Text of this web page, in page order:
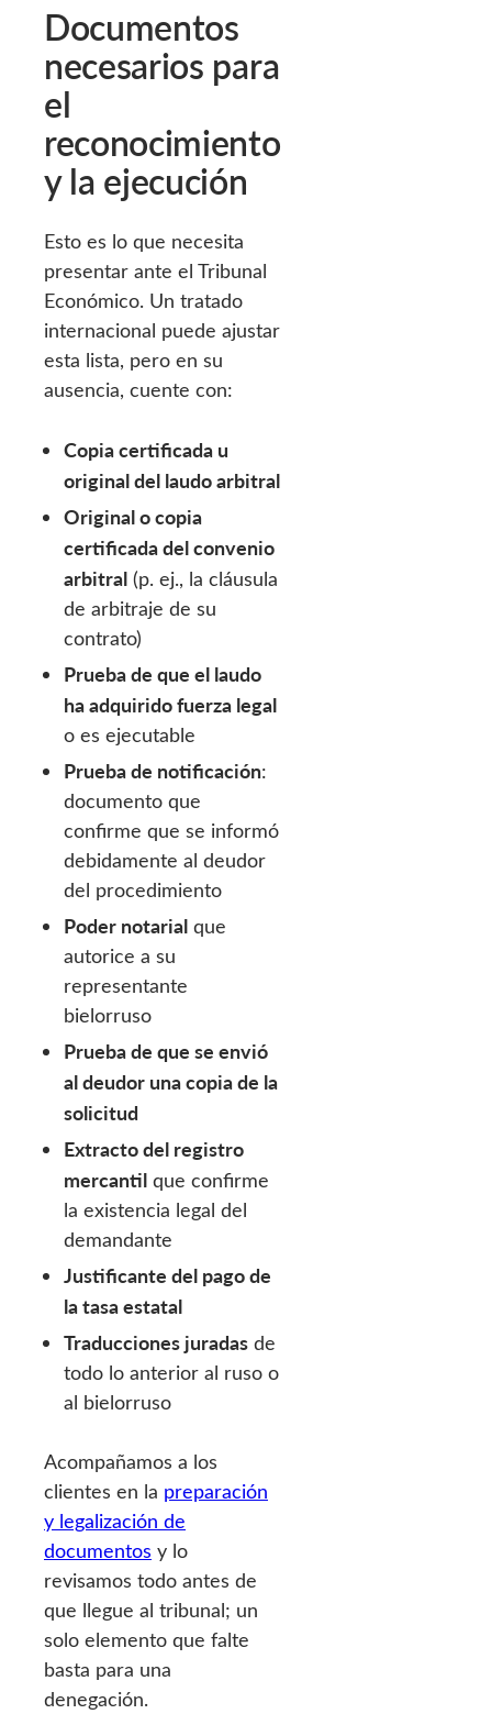
Documentos
necesarios para
el
reconocimiento
y la ejecución
Esto es lo que necesita
presentar ante el Tribunal
Económico. Un tratado
internacional puede ajustar
esta lista, pero en su
ausencia, cuente con:
Copia certificada u
original del laudo arbitral
Original o copia
certificada del convenio
arbitral (p. ej., la cláusula
de arbitraje de su
contrato)
Prueba de que el laudo
ha adquirido fuerza legal
o es ejecutable
Prueba de notificación:
documento que
confirme que se informó
debidamente al deudor
del procedimiento
Poder notarial que
autorice a su
representante
bielorruso
Prueba de que se envió
al deudor una copia de la
solicitud
Extracto del registro
mercantil que confirme
la existencia legal del
demandante
Justificante del pago de
la tasa estatal
Traducciones juradas de
todo lo anterior al ruso o
al bielorruso
Acompañamos a los
clientes en la preparación
y legalización de
documentos y lo
revisamos todo antes de
que llegue al tribunal; un
solo elemento que falte
basta para una
denegación.